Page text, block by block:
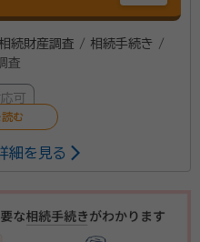
続財産調査 / 相続手続き /
査
可
種４類）
細を見る